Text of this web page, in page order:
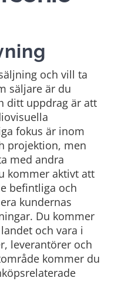
och vill ta
säljare är du
ditt uppdrag är att
fokus är inom
projektion, men
med andra
kommer aktivt att
befintliga och
kundernas
Du kommer
och vara i
leverantörer och
kommer du